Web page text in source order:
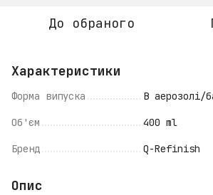
До обраного
Характеристики
Форма випуска В аерозолі/
Об'єм 400 ml
Бренд Q-Refinish
Опис